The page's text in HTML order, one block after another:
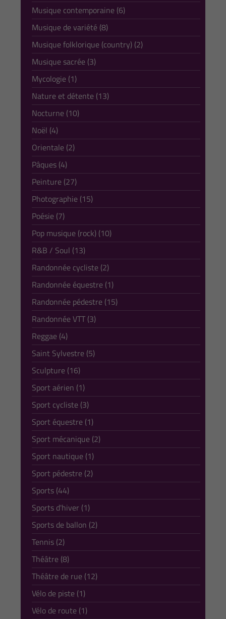
Musique contemporaine (6)
Musique de variété (8)
Musique folklorique (country) (2)
Musique sacrée (3)
Mycologie (1)
Nature et détente (13)
Nocturne (10)
Noël (4)
Orientale (2)
Pâques (4)
Peinture (27)
Photographie (15)
Poésie (7)
Pop musique (rock) (10)
R&B / Soul (13)
Randonnée cycliste (2)
Randonnée équestre (1)
Randonnée pédestre (15)
Randonnée VTT (3)
Reggae (4)
Saint Sylvestre (5)
Sculpture (16)
Sport aérien (1)
Sport cycliste (3)
Sport équestre (1)
Sport mécanique (2)
Sport nautique (1)
Sport pédestre (2)
Sports (44)
Sports d'hiver (1)
Sports de ballon (2)
Tennis (2)
Théâtre (8)
Théâtre de rue (12)
Vélo de piste (1)
Vélo de route (1)